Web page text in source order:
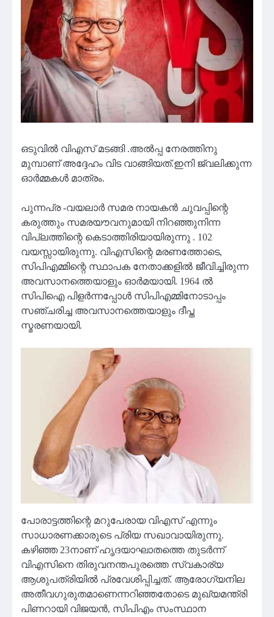
ഒടുവിൽ വിഎസ് മടങ്ങി .അൽപ്പ നേരത്തിനു
മുമ്പാണ് അദ്ദേഹം വിട വാങ്ങിയത്.ഇനി ജ്വലിക്കുന്ന
ഓർമ്മകൾ മാത്രം.
പുന്നപ്ര -വയലാർ സമര നായകൻ ചുവപ്പിന്റെ
കരുത്തും സമരയൗവനുമായി നിറഞ്ഞുനിന്ന
വിപ്ലത്തിന്റെ കെടാത്തിരിയായിരുന്നു . 102
വയസ്സായിരുന്നു. വിഎസിന്റെ മരണത്തോടെ,
സിപിഎമ്മിന്റെ സ്ഥാപക നേതാക്കളില്‍ ജീവിച്ചിരുന്ന
അവസാനത്തെയാളും ഓര്‍മയായി. 1964 ൽ
സിപിഐ പിളർന്നപ്പോൾ സിപിഎമ്മിനോടാപ്പം
സഞ്ചരിച്ച അവസാനത്തെയാളും ദീപ്ത
സ്മരണയായി.
പോരാട്ടത്തിന്റെ മറുപേരായ വിഎസ് എന്നും
സാധാരണക്കാരുടെ പ്രിയ സഖാവായിരുന്നു.
കഴിഞ്ഞ 23നാണ് ഹൃദയാഘാതത്തെ തുടര്‍ന്ന്
വിഎസിനെ തിരുവനന്തപുരത്തെ സ്വകാര്യ
ആശുപത്രിയില്‍ പ്രവേശിപ്പിച്ചത്. ആരോഗ്യനില
അതീവഗുരുതമാണെന്നറിഞ്ഞതോടെ മുഖ്യമന്ത്രി
പിണറായി വിജയന്‍, സിപിഎം സംസ്ഥാന